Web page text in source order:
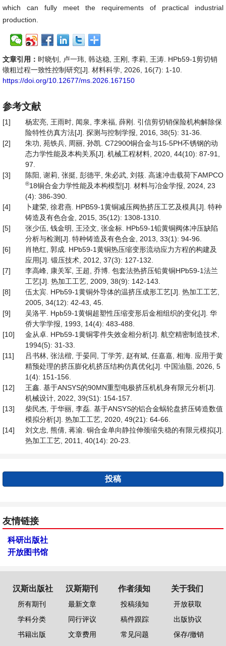
which can fully meet the requirements of practical industrial
production.
文章引用： 时晓钊, 卢一玮, 韩达稳, 王刚, 李莉, 王涛. HPb59-1剪切销
镦粗过程一致性控制研究[J]. 材料科学, 2026, 16(7): 1-10.
https://doi.org/10.12677/ms.2026.167150
参考文献
[1]
杨宏亮, 王雨时, 闻泉, 李来福, 薛刚. 引信剪切销保险机构解除保
险特性仿真方法[J]. 探测与控制学报, 2016, 38(5): 31-36.
[2]
朱功, 苑铁兵, 周丽, 孙凯. C72900铜合金与15-5PH不锈钢的动
态力学性能及本构关系[J]. 机械工程材料, 2020, 44(10): 87-91,
97.
[3]
陈阳, 谢莉, 张挺, 彭德平, 朱必武, 刘筱. 高速冲击载荷下AMPCO
®18铜合金力学性能及本构模型[J]. 材料与冶金学报, 2024, 23
(4): 386-390.
[4]
卜建荣, 徐君燕. HPB59-1黄铜减压阀热挤压工艺及模具[J]. 特种
铸造及有色合金, 2015, 35(12): 1308-1310.
[5]
张少伍, 钱金明, 王泾文, 张金标. HPb59-1铅黄铜阀体冲压缺陷
分析与检测[J]. 特种铸造及有色合金, 2013, 33(1): 94-96.
[6]
肖艳红, 郭成. HPb59-1黄铜热压缩变形流动应力方程的构建及
应用[J]. 锻压技术, 2012, 37(3): 127-132.
[7]
李高峰, 康关军, 王超, 乔博. 包套法热挤压铅黄铜HPb59-1法兰
工艺[J]. 热加工工艺, 2009, 38(9): 142-143.
[8]
伍太宾. HPb59-1黄铜外导体的温挤压成形工艺[J]. 热加工工艺,
2005, 34(12): 42-43, 45.
[9]
吴洛平. Hpb59-1黄铜超塑性压缩变形后金相组织的变化[J]. 华
侨大学学报, 1993, 14(4): 483-488.
[10]
金从卓. HPb59-1黄铜零件失效金相分析[J]. 航空精密制造技术,
1994(5): 31-33.
[11]
吕书林, 张法楷, 于晏同, 丁学芳, 赵有斌, 任嘉嘉, 相海. 应用于黄
精预处理的挤压膨化机挤压结构仿真优化[J]. 中国油脂, 2026, 5
1(4): 151-156.
[12]
王鑫. 基于ANSYS的90MN重型电极挤压机机身有限元分析[J].
机械设计, 2022, 39(S1): 154-157.
[13]
柴民杰, 于华丽, 李磊. 基于ANSYS的铝合金蜗轮盘挤压铸造数值
模拟分析[J]. 热加工工艺, 2020, 49(21): 64-66.
[14]
刘文忠, 熊倩, 蒋渝. 铜合金单向静拉伸颈缩失稳的有限元模拟[J].
热加工工艺, 2011, 40(14): 20-23.
投稿
友情链接
科研出版社
开放图书馆
汉斯出版社
所有期刊
学科分类
书籍出版
汉斯期刊
最新文章
同行评议
文章费用
作者须知
投稿须知
稿件跟踪
常见问题
关于我们
开放获取
出版协议
保存/撤销